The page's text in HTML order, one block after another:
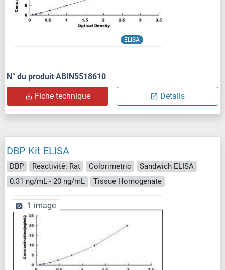
ELISA
N° du produit ABIN5518610
Fiche technique Détails
DBP Kit ELISA
DBP Reactivité: Rat Colorimetric
Sandwich ELISA
0.31 ng/mL - 20 ng/mL
Tissue Homogenate
1 image